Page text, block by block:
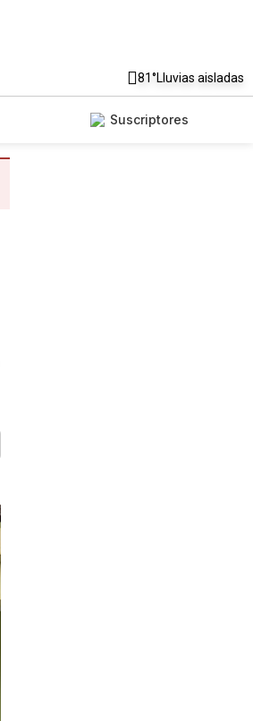
81°Lluvias aisladas
Suscriptores